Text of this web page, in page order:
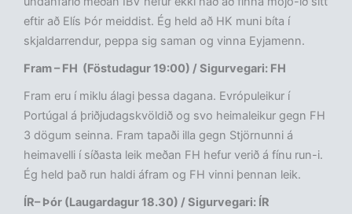
eftir að Elís Þór meiddist. Ég held að HK muni bíta í
skjaldarrendur, peppa sig saman og vinna Eyjamenn.
Fram – FH (Föstudagur 19:00) / Sigurvegari: FH
Fram eru í miklu álagi þessa dagana. Evrópuleikur í
Portúgal á þriðjudagskvöldið og svo heimaleikur gegn FH
3 dögum seinna. Fram tapaði illa gegn Stjörnunni á
heimavelli í síðasta leik meðan FH hefur verið á fínu run-i.
Ég held það run haldi áfram og FH vinni þennan leik.
ÍR– Þór (Laugardagur 18.30) / Sigurvegari: ÍR